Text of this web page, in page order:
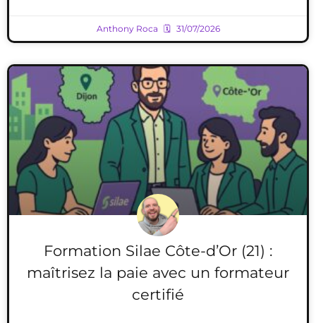
Anthony Roca 31/07/2026
Formation Silae Côte-d’Or (21) :
maîtrisez la paie avec un formateur
certifié